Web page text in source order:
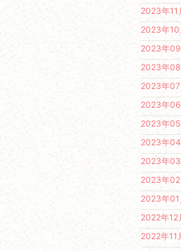
2023年11
2023年10
2023年09
2023年08
2023年07
2023年06
2023年05
2023年04
2023年
2023年02
2023年01
2022年12
2022年11